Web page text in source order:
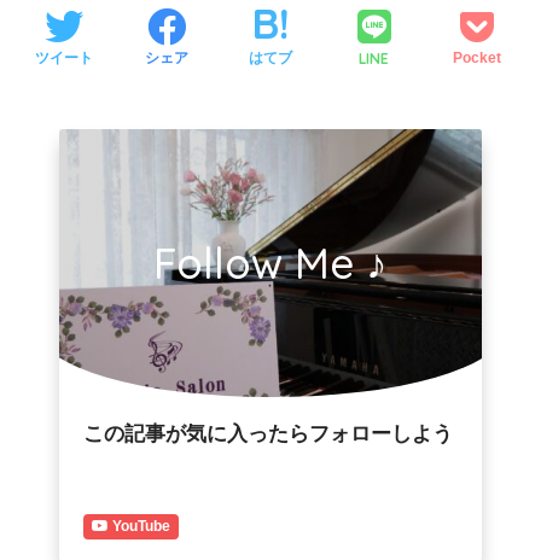
ツイート シェア はてブ LINE Pocket
Follow Me ♪
この記事が気に入ったらフォローしよう
YouTube